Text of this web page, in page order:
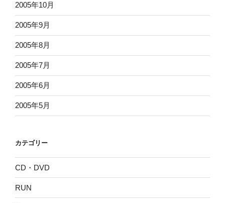
2005年10月
2005年9月
2005年8月
2005年7月
2005年6月
2005年5月
カテゴリー
CD・DVD
RUN